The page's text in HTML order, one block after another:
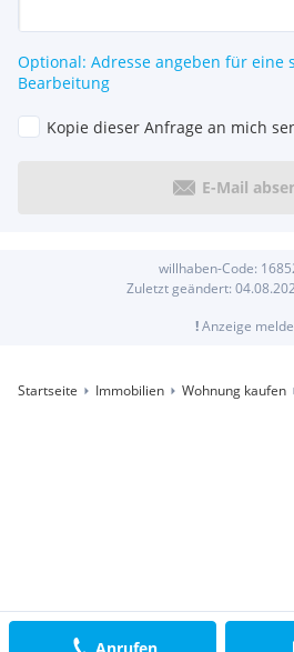
Anrufen
Optional: Adresse angeben für eine
Bearbeitung
Kopie dieser Anfrage an mich
E-Mail
willhaben-Code:
Zuletzt geändert:
!Anzeige
Startseite Immobilien Wohnung kaufen